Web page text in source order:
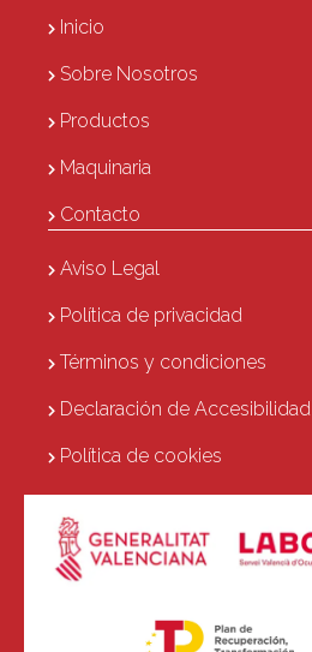
Inicio
Sobre Nosotros
Productos
Maquinaria
Contacto
Aviso Legal
Política de privacidad
Términos y condiciones
Declaración de Accesibilidad
Política de cookies